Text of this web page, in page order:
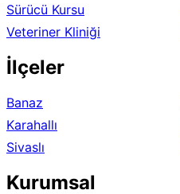
Sürücü Kursu
Veteriner Kliniği
İlçeler
Banaz
Karahallı
Sivaslı
Kurumsal